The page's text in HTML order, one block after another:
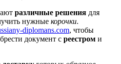
различные решения для
нужные корочки.
diplomans.com, чтобы
документ с реестром и